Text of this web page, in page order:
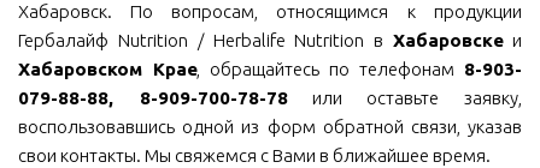
Хабаровск. По вопросам, относящимся к продукции
Гербалайф Nutrition / Herbalife Nutrition вХабаровскеи
Хабаровском Крае, обращайтесь по телефонам 8-903-
079-88-88, 8-909-700-78-78или оставьте заявку,
воспользовавшись одной из форм обратной связи, указав
свои контакты. Мы свяжемся с Вами в ближайшее время.